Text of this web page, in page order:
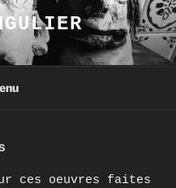
ces oeuvres faites